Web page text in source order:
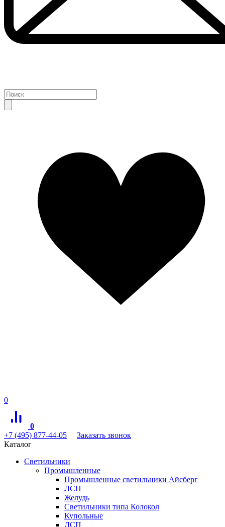
0
0
+7 (495) 877-44-05
Заказать звонок
Каталог
Светильники
Промышленные
Промышленные светильники Айсберг
ЛСП
Желудь
Светильники типа Колокол
Купольные
ДСП